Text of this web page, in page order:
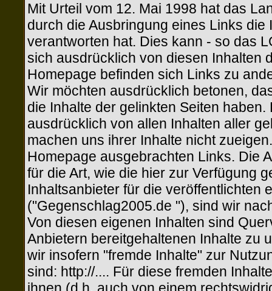
Mit Urteil vom 12. Mai 1998 hat das
durch die Ausbringung eines Links
verantworten hat. Dies kann - so das
sich ausdrücklich von diesen Inhalten
Homepage befinden sich Links zu
Wir möchten ausdrücklich betonen,
die Inhalte der gelinkten Seiten
ausdrücklich von allen Inhalten aller
machen uns ihrer Inhalte nicht
Homepage ausgebrachten Links. Die
für die Art, wie die hier zur Verfügung
Inhaltsanbieter für die veröffentlichten
("Gegenschlag2005.de "), sind wir
Von diesen eigenen Inhalten sind
Anbietern bereitgehaltenen Inhalte zu
wir insofern "fremde Inhalte" zur
sind: http://.... Für diese fremden